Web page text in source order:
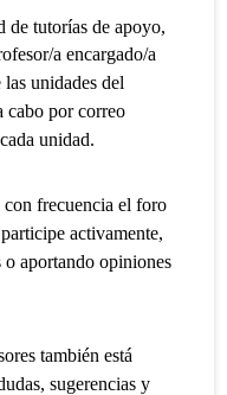
tutorías de apoyo,
a encargado/a
unidades del
cabo por correo
unidad.
con frecuencia el foro
activamente,
o aportando opiniones
también está
sugerencias y